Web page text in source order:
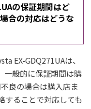
の保証期間はど
合の対応はどうな
EX-GDQ271UAは、
一般的に保証期間は購
良の場合は購入店ま
することで対応しても